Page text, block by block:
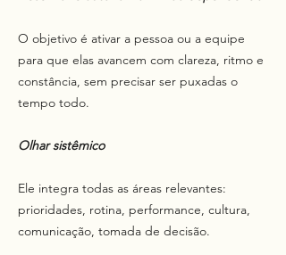
O objetivo é ativar a pessoa ou a equipe
para que elas avancem com clareza, ritmo e
constância, sem precisar ser puxadas o
tempo todo.
Olhar sistêmico
Ele integra todas as áreas relevantes:
prioridades, rotina, performance, cultura,
comunicação, tomada de decisão.